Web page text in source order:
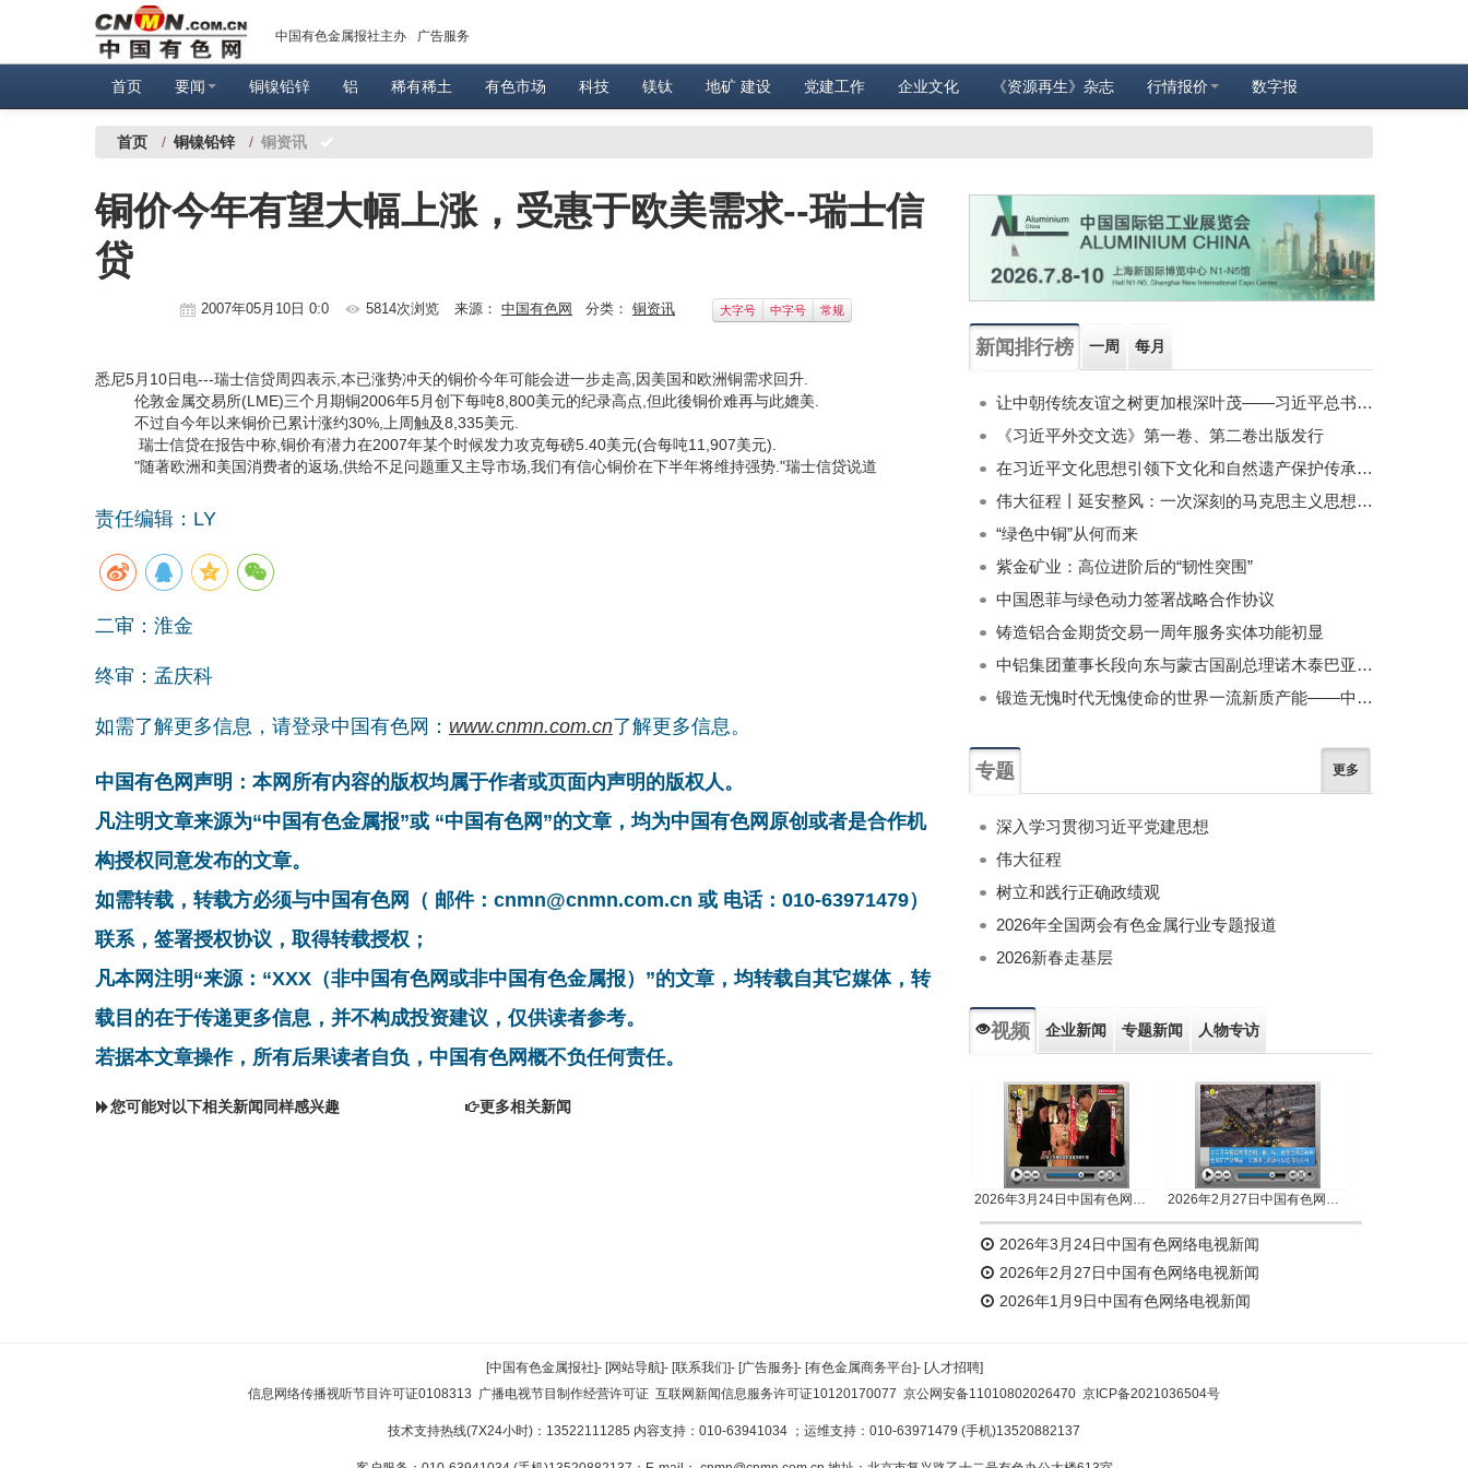
中国有色金属报社主办 广告服务
首页 要闻 铜镍铅锌 铝 稀有稀土 有色市场 科技 镁钛 地矿 建设 党建工作 企业文化 《资源再生》杂志 行情报价 数字报
首页 / 铜镍铅锌 / 铜资讯
铜价今年有望大幅上涨，受惠于欧美需求--瑞士信
贷
2007年05月10日 0:0 5814次浏览 来源： 中国有色网 分类： 铜资讯 大字号 中字号 常规
悉尼5月10日电---瑞士信贷周四表示,本已涨势冲天的铜价今年可能会进一步走高,因美国和欧洲铜需求回升.
伦敦金属交易所(LME)三个月期铜2006年5月创下每吨8,800美元的纪录高点,但此後铜价难再与此媲美.
不过自今年以来铜价已累计涨约30%,上周触及8,335美元.
瑞士信贷在报告中称,铜价有潜力在2007年某个时候发力攻克每磅5.40美元(合每吨11,907美元).
"随著欧洲和美国消费者的返场,供给不足问题重又主导市场,我们有信心铜价在下半年将维持强势."瑞士信贷说道
责任编辑：LY
二审：淮金
终审：孟庆科
如需了解更多信息，请登录中国有色网： www.cnmn.com.cn了解更多信息。
中国有色网声明：本网所有内容的版权均属于作者或页面内声明的版权人。
凡注明文章来源为“中国有色金属报”或 “中国有色网”的文章，均为中国有色网原创或者是合作机
构授权同意发布的文章。
如需转载，转载方必须与中国有色网（ 邮件：cnmn@cnmn.com.cn 或 电话：010-63971479）
联系，签署授权协议，取得转载授权；
凡本网注明“来源：“XXX（非中国有色网或非中国有色金属报）”的文章，均转载自其它媒体，转
载目的在于传递更多信息，并不构成投资建议，仅供读者参考。
若据本文章操作，所有后果读者自负，中国有色网概不负任何责任。
您可能对以下相关新闻同样感兴趣 更多相关新闻
新闻排行榜 一周 每月
让中朝传统友谊之树更加根深叶茂——习近平总书记对朝鲜进行国事访问纪实
《习近平外交文选》第一卷、第二卷出版发行
在习近平文化思想引领下文化和自然遗产保护传承利用工作开创新局面
伟大征程丨延安整风：一次深刻的马克思主义思想教育运动
“绿色中铜”从何而来
紫金矿业：高位进阶后的“韧性突围”
中国恩菲与绿色动力签署战略合作协议
铸造铝合金期货交易一周年服务实体功能初显
中铝集团董事长段向东与蒙古国副总理诺木泰巴亚尔举行会谈
锻造无愧时代无愧使命的世界一流新质产能——中国有色金属工业的战略应对与破局之道（二）
专题 更多
深入学习贯彻习近平党建思想
伟大征程
树立和践行正确政绩观
2026年全国两会有色金属行业专题报道
2026新春走基层
视频 企业新闻 专题新闻 人物专访
2026年3月24日中国有色网络电视新闻 2026年2月27日中国有色网络电视新闻
2026年3月24日中国有色网络电视新闻
2026年2月27日中国有色网络电视新闻
2026年1月9日中国有色网络电视新闻
[中国有色金属报社]- [网站导航]- [联系我们]- [广告服务]- [有色金属商务平台]- [人才招聘]
信息网络传播视听节目许可证0108313 广播电视节目制作经营许可证 互联网新闻信息服务许可证10120170077 京公网安备11010802026470 京ICP备2021036504号
技术支持热线(7X24小时)：13522111285 内容支持：010-63941034 ；运维支持：010-63971479 (手机)13520882137